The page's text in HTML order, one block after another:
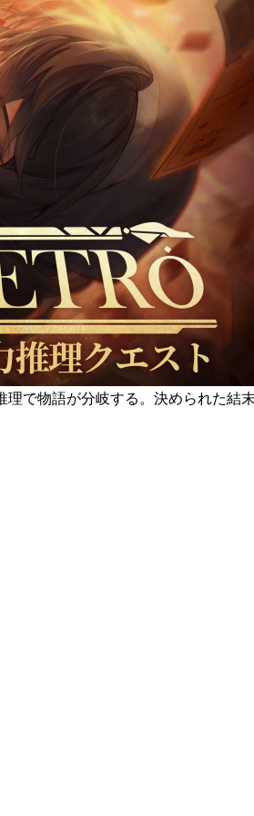
で物語が分岐する。決められた結